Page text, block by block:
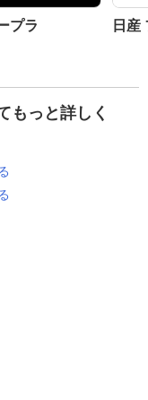
プラ 日産
もっと詳しく